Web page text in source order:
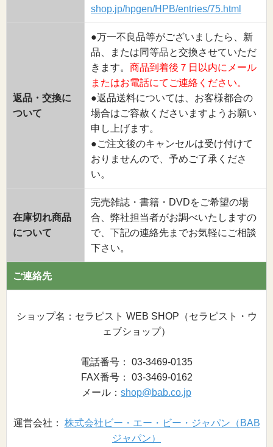
shop.jp/hpgen/HPB/entries/75.html
返品・交換に
ついて
●万一不良品等がございましたら、新
品、または同等品と交換させていただ
きます。 商品到着後７日以内にメール
またはお電話にてご連絡ください。
●返品送料については、お客様都合の
場合はご容赦くださいますようお願い
申し上げます。
●ご注文後のキャンセルは受け付けて
おりませんので、予めご了承くださ
い。
在庫切れ商品
について
完売雑誌・書籍・DVDをご希望の場
合、弊社担当者がお調べいたしますの
で、下記の連絡先までお気軽にご相談
下さい。
ご連絡先
ショップ名：セラピスト WEB SHOP（セラピスト・ウ
ェブショップ）
電話番号： 03-3469-0135
FAX番号： 03-3469-0162
メール： shop@bab.co.jp
運営会社： 株式会社ビー・エー・ビー・ジャパン（BAB
ジャパン）